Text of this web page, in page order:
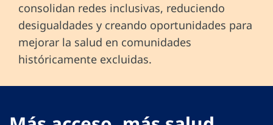
consolidan redes inclusivas, reduciendo
desigualdades y creando oportunidades para
mejorar la salud en comunidades
históricamente excluidas.